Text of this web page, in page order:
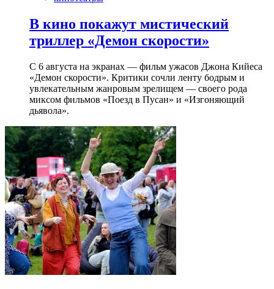
В кино покажут мистический
триллер «Демон скорости»
С 6 августа на экранах — фильм ужасов Джона Кийеса
«Демон скорости». Критики сочли ленту бодрым и
увлекательным жанровым зрелищeм — своего рода
миксом фильмов «Поезд в Пусан» и «Изгоняющий
дьявола».